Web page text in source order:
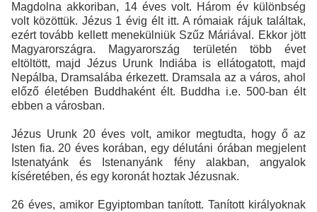
Magdolna akkoriban, 14 éves volt. Három év különbség
volt közöttük. Jézus 1 évig élt itt. A rómaiak rájuk találtak,
ezért tovább kellett menekülniük Szűz Máriával. Ekkor jött
Magyarországra. Magyarország területén több évet
eltöltött, majd Jézus Urunk Indiába is ellátogatott, majd
Nepálba, Dramsalába érkezett. Dramsala az a város, ahol
előző életében Buddhaként élt. Buddha i.e. 500-ban élt
ebben a városban.
Jézus Urunk 20 éves volt, amikor megtudta, hogy ő az
Isten fia. 20 éves korában, egy délutáni órában megjelent
Istenatyánk és Istenanyánk fény alakban, angyalok
kíséretében, és egy koronát hoztak Jézusnak.
26 éves, amikor Egyiptomban tanított. Tanított királyoknak